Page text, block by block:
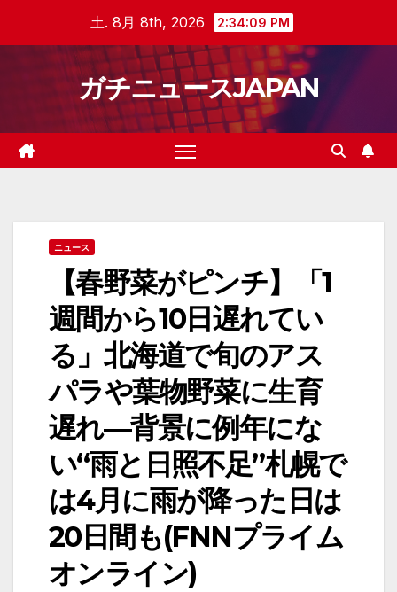
土. 8月 8th, 2026 2:34:10 PM
ガチニュースJAPAN
ニュース
【春野菜がピンチ】「1
週間から10日遅れてい
る」北海道で旬のアス
パラや葉物野菜に生育
遅れ―背景に例年にな
い“雨と日照不足”札幌で
は4月に雨が降った日は
20日間も(FNNプライム
オンライン)